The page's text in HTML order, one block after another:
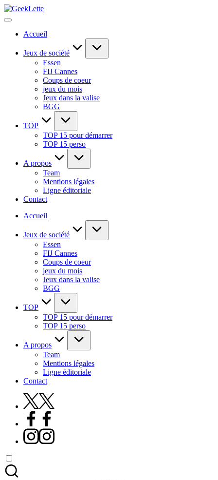
Skip
GeekLette
blog
Accueil
Jeux de société
Essen
FIJ Cannes
Coups de coeur
jeux du mois
Jeux dans la valise
BGG
TOP
TOP 15 pour démarrer
TOP 15 perso
A propos
Team
Mentions légales
Ligne éditoriale
Contact
Accueil
Jeux de société
Essen
FIJ Cannes
Coups de coeur
jeux du mois
Jeux dans la valise
BGG
TOP
TOP 15 pour démarrer
TOP 15 perso
A propos
Team
Mentions légales
Ligne éditoriale
Contact
X
Facebook
Instagram